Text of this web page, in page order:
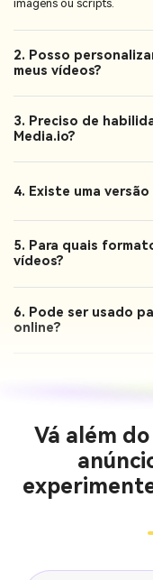
imagens ou scripts.
2. Posso
meus vídeos?
3. Preciso de
Media.io?
4. Existe uma
5. Para quais
vídeos?
6. Pode ser usado
online?
Vá além